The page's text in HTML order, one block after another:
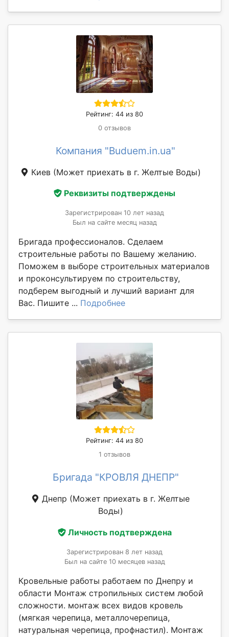
Рейтинг: 44 из 80
0 отзывов
Компания "Buduem.in.ua"
Киев (Может приехать в г. Желтые Воды)
Реквизиты подтверждены
Зарегистрирован 10 лет назад
Был на сайте месяц назад
Бригада профессионалов. Сделаем
строительные работы по Вашему желанию.
Поможем в выборе строительных материалов
и проконсультируем по строительству,
подберем выгодный и лучший вариант для
Вас. Пишите ... Подробнее
Рейтинг: 44 из 80
1 отзывов
Бригада "КРОВЛЯ ДНЕПР"
Днепр (Может приехать в г. Желтые
Воды)
Личность подтверждена
Зарегистрирован 8 лет назад
Был на сайте 10 месяцев назад
Кровельные работы работаем по Днепру и
области Монтаж стропильных систем любой
сложности. монтаж всех видов кровель
(мягкая черепица, металлочерепица,
натуральная черепица, профнастил). Монтаж